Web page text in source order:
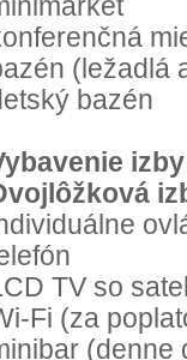
(ležadlá
bazén
TV so
Fi (za
(denne